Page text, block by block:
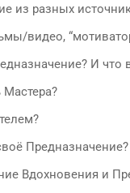
из разных
видео,
И что
Предназначение?
Вдохновения и